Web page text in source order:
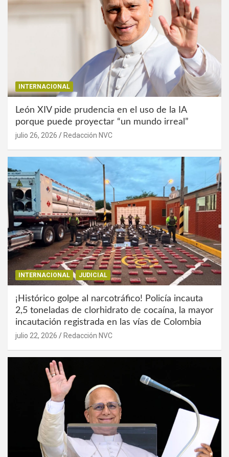
INTERNACIONAL
León XIV pide prudencia en el uso de la IA
porque puede proyectar “un mundo irreal”
julio 26, 2026 Redacción NVC
INTERNACIONAL JUDICIAL
¡Histórico golpe al narcotráfico! Policía incauta
2,5 toneladas de clorhidrato de cocaína, la mayor
incautación registrada en las vías de Colombia
julio 22, 2026 Redacción NVC